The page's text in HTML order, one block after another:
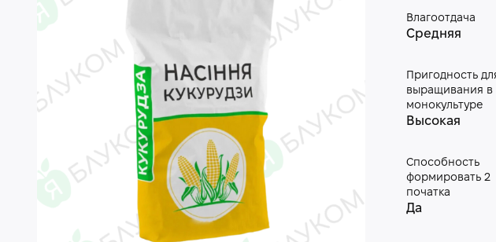
Влагоотдача
Средняя
Пригодность
выращивания в
монокультуре
Высокая
Способность
формировать 2
початка
Да